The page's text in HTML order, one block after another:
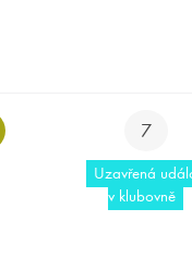
7
Uzavřená
v klubovně